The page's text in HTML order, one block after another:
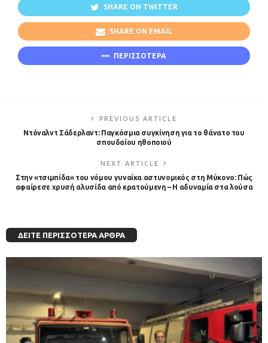
SHARE ON TWITTER
SHARE ON EMAIL
ΠΕΡΙΣΣΟΤΕΡΑ
PREVIOUS ARTICLE
Ντόναλντ Σάδερλαντ: Παγκόσμια συγκίνηση για το θάνατο του
σπουδαίου ηθοποιού
NEXT ARTICLE
Στην «τσιμπίδα» του νόμου γυναίκα αστυνομικός στη Μύκονο: Πώς
αφαίρεσε χρυσή αλυσίδα από κρατούμενη – Η αδυναμία στα λούσα
ΔΕΊΤΕ ΠΕΡΙΣΣΌΤΕΡΑ ΆΡΘΡΑ